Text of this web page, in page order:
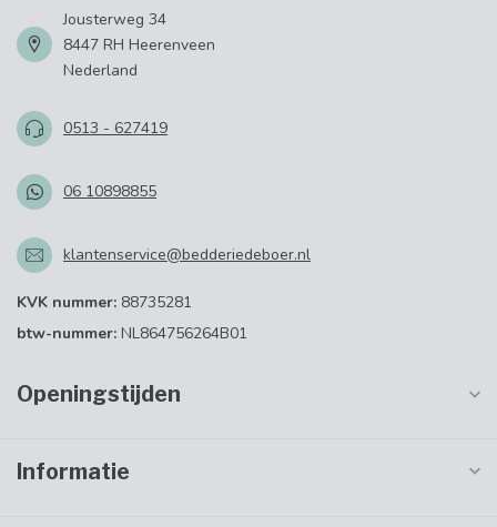
Jousterweg 34
8447 RH Heerenveen
Nederland
0513 - 627419
06 10898855
klantenservice@bedderiedeboer.nl
KVK nummer: 88735281
btw-nummer: NL864756264B01
Openingstijden
Informatie